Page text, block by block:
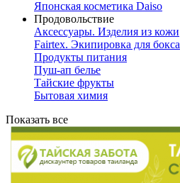
Японская косметика Daiso
Продовольствие
Аксессуары. Изделия из кожи
Fairtex. Экипировка для бокса
Продукты питания
Пуш-ап белье
Тайские фрукты
Бытовая химия
Показать все